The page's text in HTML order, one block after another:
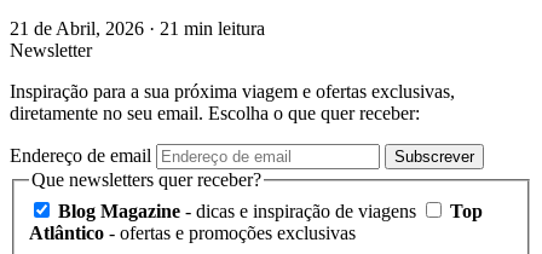
21 de Abril, 2026 · 21 min leitura
Newsletter
Inspiração para a sua próxima viagem e ofertas exclusivas,
diretamente no seu email. Escolha o que quer receber:
Endereço de email Subscrever
Que newsletters quer receber?
Blog Magazine - dicas e inspiração de viagens
Top
Atlântico - ofertas e promoções exclusivas